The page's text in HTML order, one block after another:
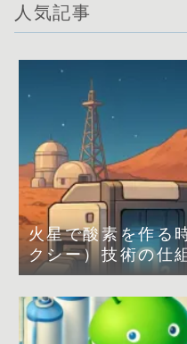
人気記事
火星で酸素を作る
クシー）技術の仕